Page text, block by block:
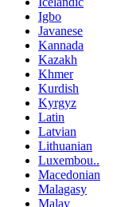
Igbo
Javanese
Kannada
Kazakh
Khmer
Kurdish
Kyrgyz
Latin
Latvian
Lithuanian
Luxembou..
Macedonian
Malagasy
Malay